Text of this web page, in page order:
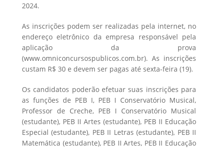
2024.
As inscrições podem ser realizadas pela internet, no
endereço eletrônico da empresa responsável pela
aplicação da prova
(www.omniconcursospublicos.com.br). As inscrições
custam R$ 30 e devem ser pagas até sexta-feira (19).
Os candidatos poderão efetuar suas inscrições para
as funções de PEB I, PEB I Conservatório Musical,
Professor de Creche, PEB I Conservatório Musical
(estudante), PEB II Artes (estudante), PEB II Educação
Especial (estudante), PEB II Letras (estudante), PEB II
Matemática (estudante), PEB II Artes, PEB II Educação